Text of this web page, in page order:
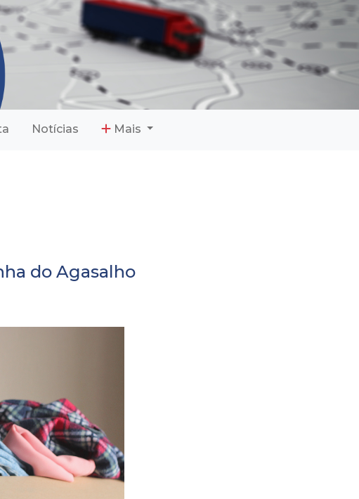
Notícias Mais
do Agasalho